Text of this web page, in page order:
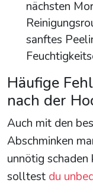
nächsten
sanftes
Häufige
nach der
Auch mit den
Abschminken
unnötig
solltest du